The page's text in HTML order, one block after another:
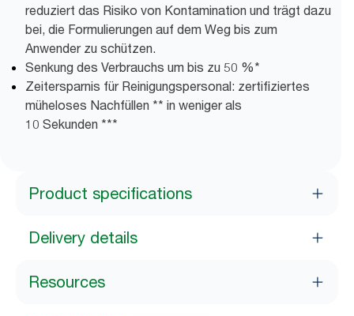
reduziert das Risiko von Kontamination und trägt dazu
bei, die Formulierungen auf dem Weg bis zum
Anwender zu schützen.
Senkung des Verbrauchs um bis zu 50 %*
Zeitersparnis für Reinigungspersonal: zertifiziertes
müheloses Nachfüllen ** in weniger als
10 Sekunden ***
Product specifications
Delivery details
Resources